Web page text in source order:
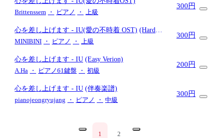
Brittenssem ・ ピアノ ・ 上級
300円
心を差し上げます - IU(愛の不時着 OST) (Hard
ver.)
MINIBINI ・ ピアノ ・ 上級
300円
心を差し上げます - IU (Easy Verion)
A.Ha
・ ピアノ61鍵盤 ・ 初級
200円
心を差し上げます - IU (伴奏楽譜)
pianojeongryujang
・ ピアノ ・ 中級
300円
1 2